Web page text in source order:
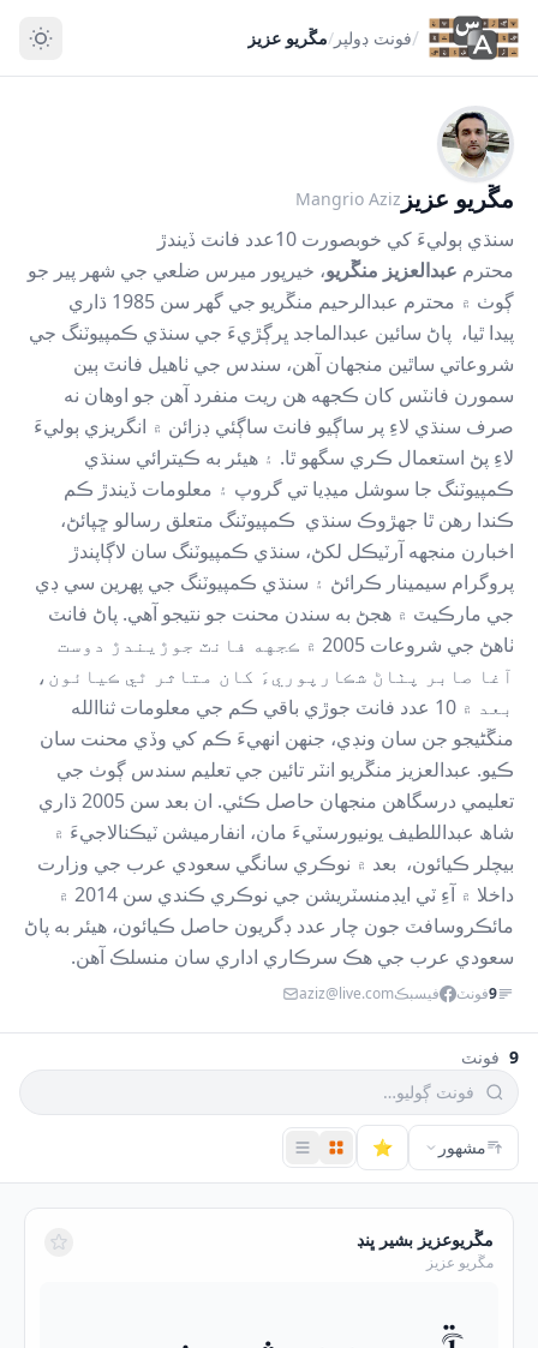
/فونٽ ڊولپر /مڱريو عزيز
مڱريو عزيز Mangrio Aziz
سنڌي ٻوليءَ کي خوبصورت 10عدد فانٽ ڏيندڙ
محترم عبدالعزيز منڱريو، خيرپور ميرس ضلعي جي شهر پير جو
ڳوٺ ۾ محترم عبدالرحيم منڱريو جي گهر سن 1985 ڌاري
پيدا ٿيا، پاڻ سائين عبدالماجد ڀرڳڙيءَ جي سنڌي ڪمپيوٽنگ جي
شروعاتي ساٿين منجهان آهن، سندس جي ٺاهيل فانٽ ٻين
سمورن فانٽس کان ڪجهه هن ريت منفرد آهن جو اوهان نه
صرف سنڌي لاءِ پر ساڳيو فانٽ ساڳئي ڊزائن ۾ انگريزي ٻوليءَ
لاءِ پڻ استعمال ڪري سگهو ٿا. ۽ هيئر به ڪيترائي سنڌي
ڪمپيوٽنگ جا سوشل ميڊيا تي گروپ ۽ معلومات ڏيندڙ ڪم
ڪندا رهن ٿا جهڙوڪ سنڌي ڪمپيوٽنگ متعلق رسالو ڇپائڻ،
اخبارن منجهه آرٽيڪل لکڻ، سنڌي ڪمپيوٽنگ سان لاڳاپندڙ
پروگرام سيمينار ڪرائڻ ۽ سنڌي ڪمپيوٽنگ جي پهرين سي ڊي
جي مارڪيٽ ۾ هجڻ به سندن محنت جو نتيجو آهي. پاڻ فانٽ
ٺاهڻ جي شروعات 2005 ۾ ڪجهه فانٽ جوڙيندڙ دوست
آغا صابر پٺاڻ شڪارپوريءَ کان متاثر ٿي ڪيائون،
بعد ۾ 10 عدد فانٽ جوڙي باقي ڪم جي معلومات ثناالله
منڱڻيجو جن سان ونڊي، جنهن انهيءَ ڪم کي وڏي محنت سان
ڪيو. عبدالعزيز منڱريو انٽر تائين جي تعليم سندس ڳوٺ جي
تعليمي درسگاهن منجهان حاصل ڪئي. ان بعد سن 2005 ڌاري
شاھ عبداللطيف يونيورسٽيءَ مان، انفارميشن ٽيڪنالاجيءَ ۾
بيچلر ڪيائون، بعد ۾ نوڪري سانگي سعودي عرب جي وزارت
داخلا ۾ آءِ ٽي ايڊمنسٽريشن جي نوڪري ڪندي سن 2014 ۾
مائڪروسافٽ جون چار عدد ڊگريون حاصل ڪيائون، هيئر به پاڻ
سعودي عرب جي هڪ سرڪاري اداري سان منسلڪ آهن.
9فونٽ فيسبڪaziz@live.com
9 فونٽ
مشهور ⭐
مڱريوعزيز بشير ڀنڊ
مڱريو عزيز
مڱريوعزيز بشير ڀنڊ